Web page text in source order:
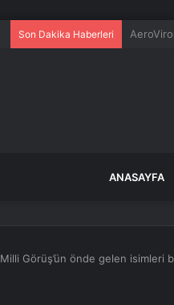
Son Dakika Haberleri
ANASAYFA
Milli Görüş’ün önde gelen isimleri